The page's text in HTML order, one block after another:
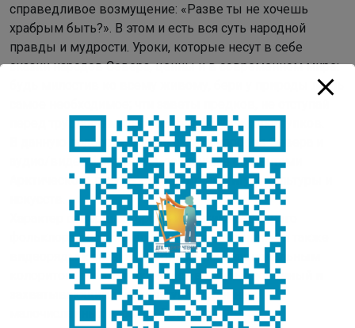
справедливое возмущение: «Разве ты не хочешь
храбрым быть?». В этом и есть вся суть народной
правды и мудрости. Уроки, которые несут в себе
сказки народов Севера, ценны и в современном мире:
будь милостив ко всему живому, бери у природы лишь
перед трудностями; не совершай дурных поступков.
В данную подборку вошли сказки народов Севера и
аудио/видео фрагменты, созданные студентами
Арктического государственного института культуры и
Характер северных героев и поэтика северного
фольклора, талантливо переданные чтецами, а также
видеоряды к сказкам, пронизанные национальным
колоритом, помогут окунуться в необыкновенный и
захватывающий мир культуры коренных
малочисленных народов Севера.